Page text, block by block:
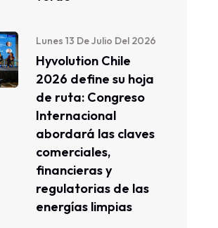
Lunes 13 De Julio Del 2026
Hyvolution Chile
2026 define su hoja
de ruta: Congreso
Internacional
abordará las claves
comerciales,
financieras y
regulatorias de las
energías limpias